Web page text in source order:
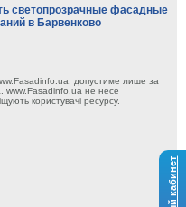
светопрозрачные фасадные
в Барвенково
допустиме лише за
www.Fasadinfo.ua не несе
користувачі ресурсу.